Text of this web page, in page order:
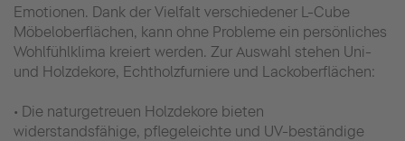
Emotionen. Dank der Vielfalt verschiedener L-Cube
Möbeloberflächen, kann ohne Probleme ein persönliches
Wohlfühlklima kreiert werden. Zur Auswahl stehen Uni-
und Holzdekore, Echtholzfurniere und Lackoberflächen:
• Die naturgetreuen Holzdekore bieten
widerstandsfähige, pflegeleichte und UV-beständige